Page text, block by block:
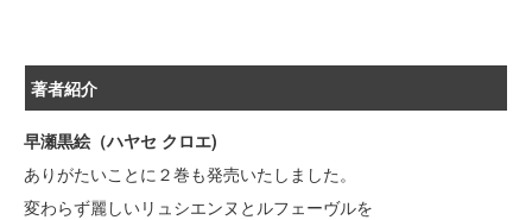
著者紹介
早瀬黒絵（ハヤセ クロエ)
ありがたいことに２巻も発売いたしました。
変わらず麗しいリュシエンヌとルフェーヴルを